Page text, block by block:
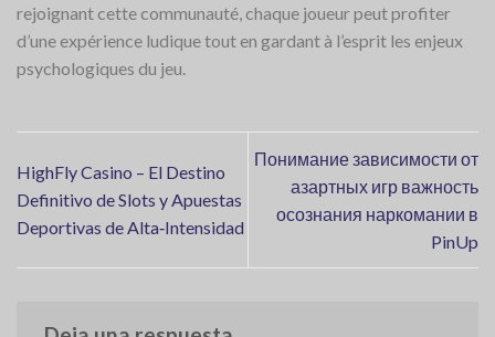
rejoignant cette communauté, chaque joueur peut profiter
d’une expérience ludique tout en gardant à l’esprit les enjeux
psychologiques du jeu.
HighFly Casino – El Destino
Definitivo de Slots y Apuestas
Deportivas de Alta‑Intensidad
Понимание зависимости от
азартных игр важность
осознания наркомании в
PinUp